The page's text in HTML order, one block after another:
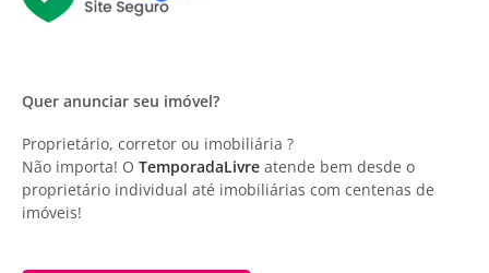
Quer anunciar seu imóvel?
Proprietário, corretor ou imobiliária ?
Não importa! O TemporadaLivre atende bem desde o
proprietário individual até imobiliárias com centenas de
imóveis!